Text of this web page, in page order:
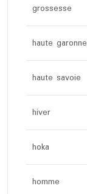
grossesse
haute garonne
haute savoie
hiver
hoka
homme